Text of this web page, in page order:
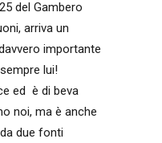
del Gambero
arriva un
importante
lui!
ed è di beva
noi, ma è anche
due fonti